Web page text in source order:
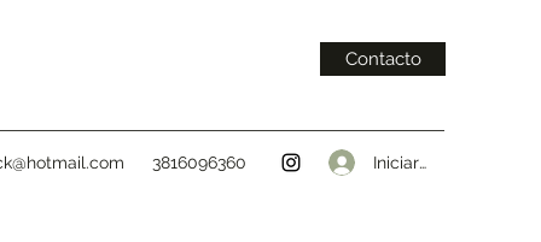
Contacto
3816096360 Iniciar sesión